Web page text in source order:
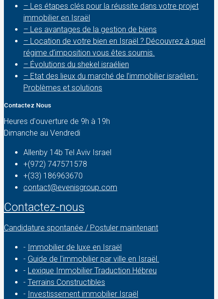
– Les étapes clés pour la réussite dans votre projet
immobilier en Israël
– Les avantages de la gestion de biens
– Location de votre bien en Israël ? Découvrez à quel
régime d’imposition vous êtes soumis.
– Évolutions du shekel israélien
– Etat des lieux du marché de l’immobilier israélien :
Problèmes et solutions
Contactez Nous
Heures d'ouverture de 9h à 19h
Dimanche au Vendredi
Allenby 14b Tel Aviv Israel
+(972) 747571578
+(33) 186963670
contact@evenisgroup.com
Contactez-nous
Candidature spontanée / Postuler maintenant
- Immobilier de luxe en Israël
- Guide de l'immobilier par ville en Israël.
- Lexique Immobilier Traduction Hébreu
- Terrains Constructibles
- Investissement immobilier Israël